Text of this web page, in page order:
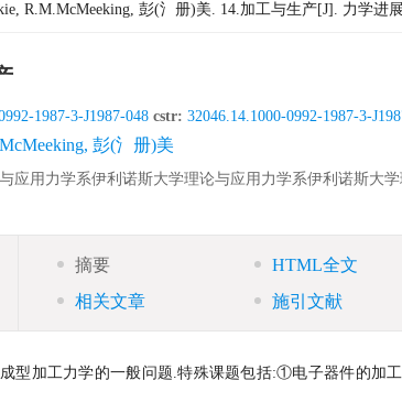
R.M.McMeeking, 彭(氵册)美. 14.加工与生产[J]. 力学进
1987-3-J1987-048 cstr: 32046.14.1000-0992-1987-3-
彭(氵册)美
应用力学系伊利诺斯大学理论与应用力学系伊利诺斯大
摘要 HTML全文
相关文章
施引文献
型加工力学的一般问题.特殊课题包括:①电子器件的